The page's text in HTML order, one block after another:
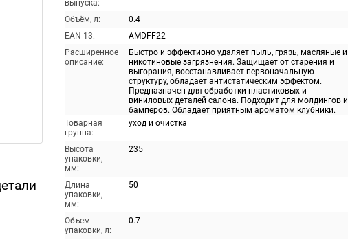
выпуска:
Объём, л:
0.4
EAN-13:
AMDFF22
Расширенное
описание:
Быстро и эффективно удаляет пыль, грязь, масляные и
никотиновые загрязнения. Защищает от старения и
выгорания, восстанавливает первоначальную
структуру, обладает антистатическим эффектом.
Предназначен для обработки пластиковых и
виниловых деталей салона. Подходит для молдингов и
бамперов. Обладает приятным ароматом клубники.
Товарная
группа:
уход и очистка
Высота
упаковки,
мм:
235
Длина
упаковки,
мм:
50
Объем
упаковки, л:
0.7